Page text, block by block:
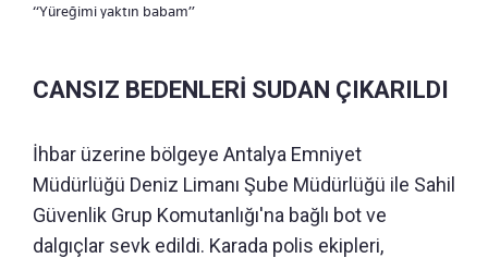
“Yüreğimi yaktın babam”
CANSIZ BEDENLERİ SUDAN ÇIKARILDI
İhbar üzerine bölgeye Antalya Emniyet
Müdürlüğü Deniz Limanı Şube Müdürlüğü ile Sahil
Güvenlik Grup Komutanlığı'na bağlı bot ve
dalgıçlar sevk edildi. Karada polis ekipleri,